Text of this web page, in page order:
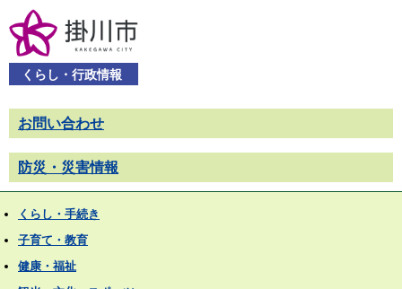
くらし・行政情報
お問い合わせ
防災・災害情報
くらし・手続き
子育て・教育
健康・福祉